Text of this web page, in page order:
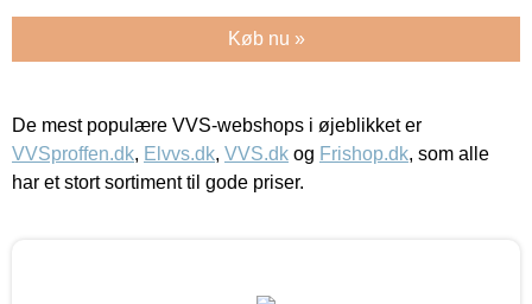
Køb nu »
De mest populære VVS-webshops i øjeblikket er
VVSproffen.dk, Elvvs.dk, VVS.dk og Frishop.dk, som alle
har et stort sortiment til gode priser.